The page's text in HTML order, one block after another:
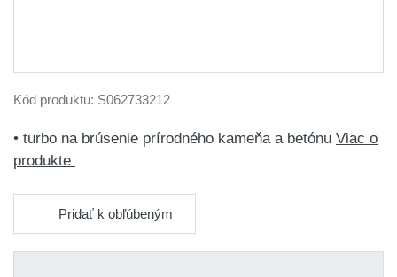
Kód produktu: S062733212
• turbo na brúsenie prírodného kameňa a betónu Viac o
produkte
Pridať k obľúbeným